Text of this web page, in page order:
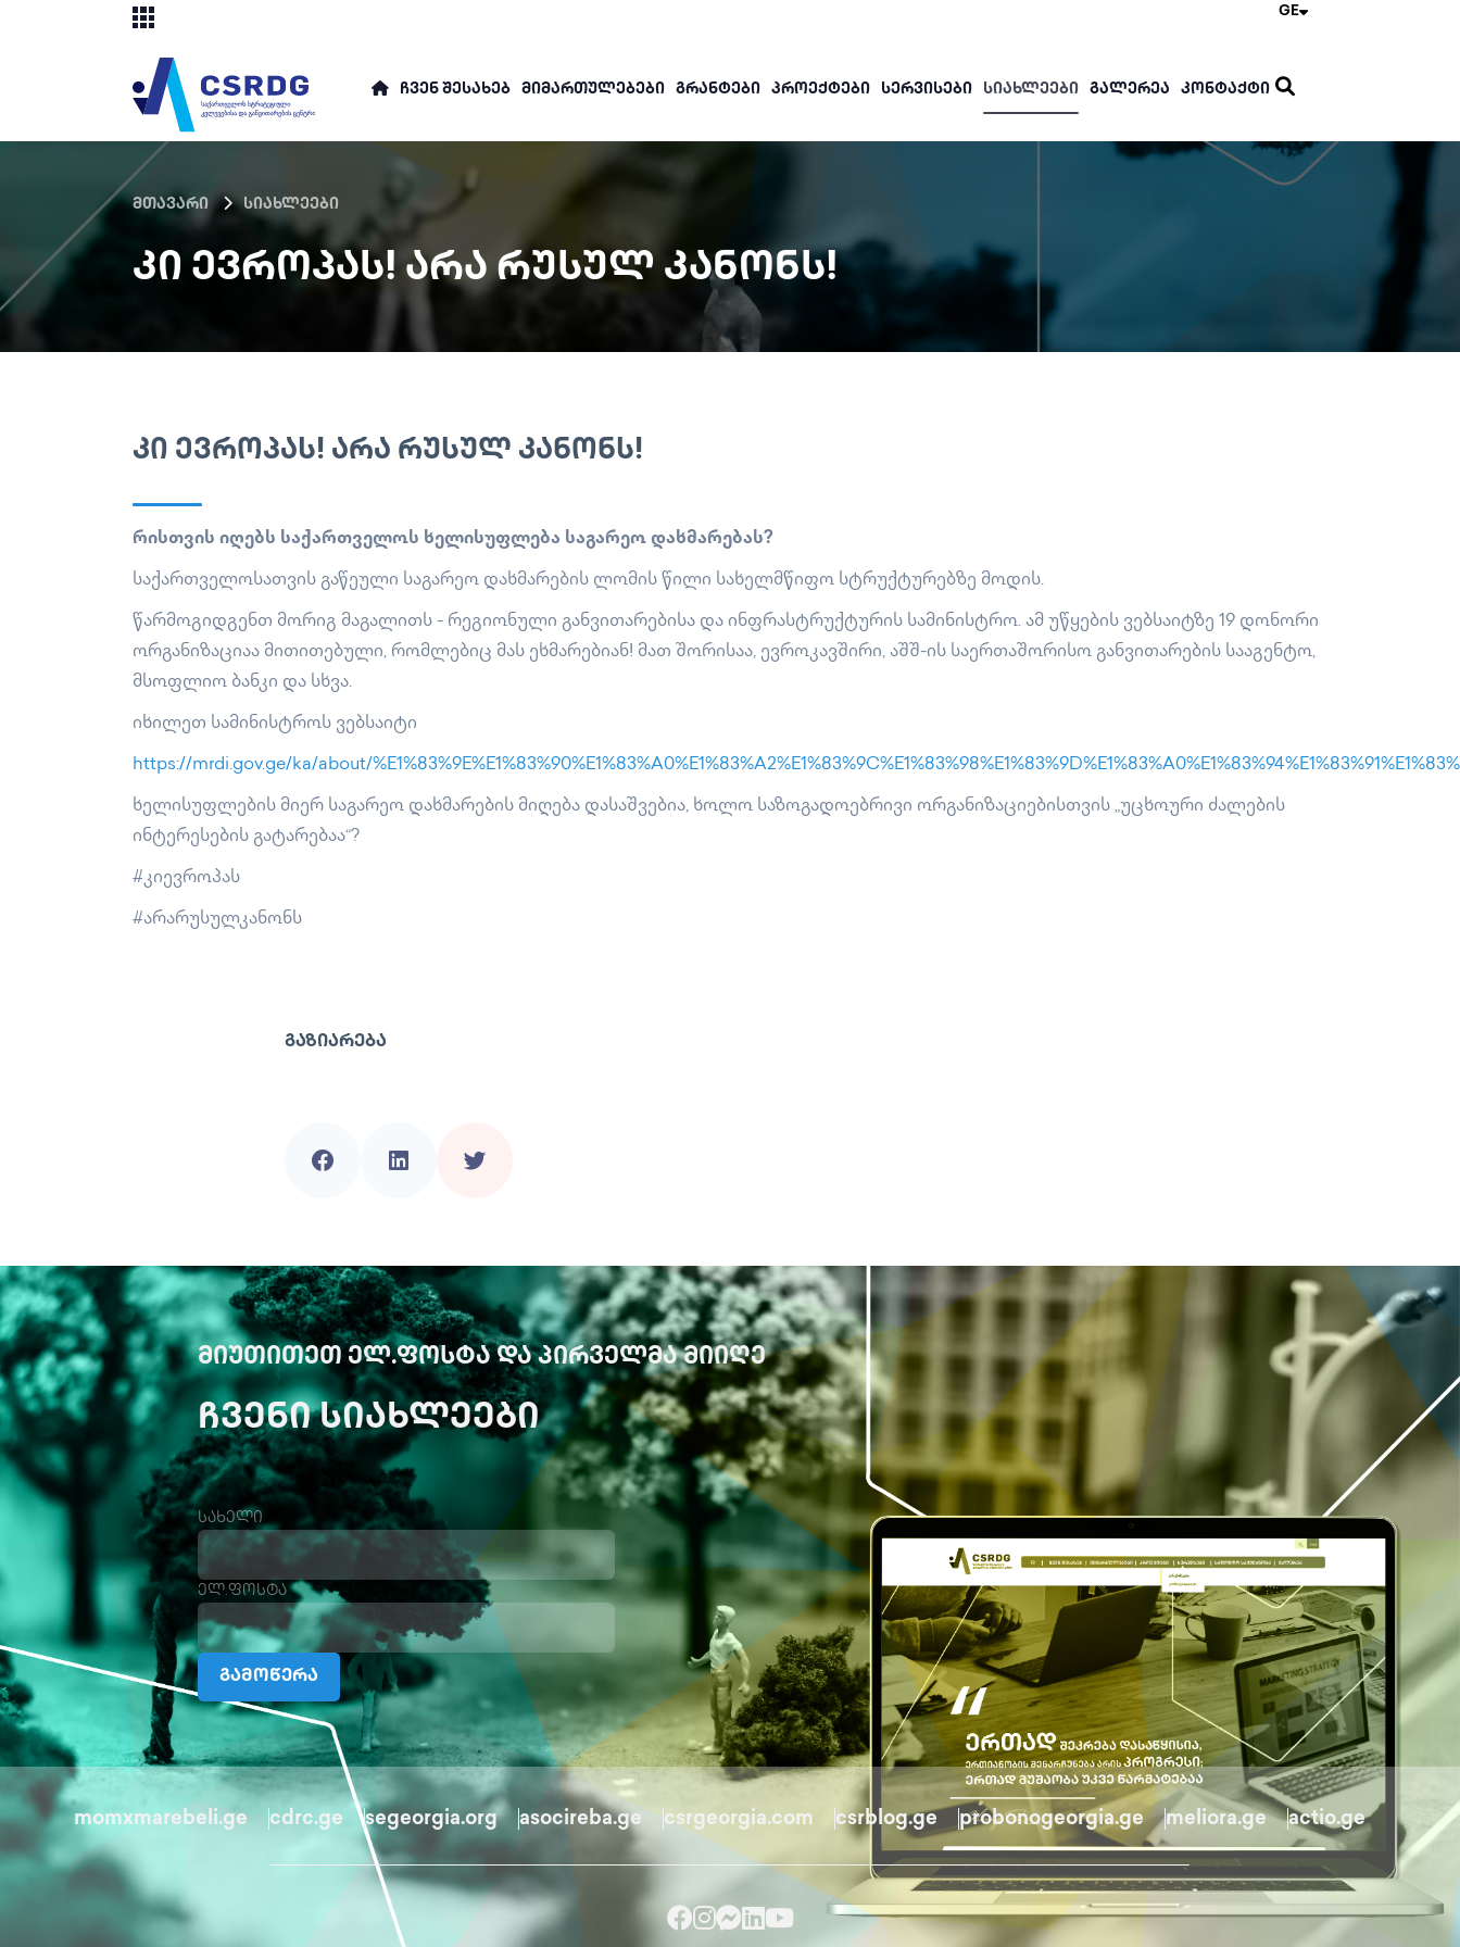
GE
ᲩᲕᲔᲜ ᲨᲔᲡᲐᲮᲔᲑ ᲛᲘᲛᲐᲠᲗᲣᲚᲔᲑᲔᲑᲘ ᲒᲠᲐᲜᲢᲔᲑᲘ ᲞᲠᲝᲔᲥᲢᲔᲑᲘ ᲡᲔᲠᲕᲘᲡᲔᲑᲘ ᲡᲘᲐᲮᲚᲔᲔᲑᲘ ᲒᲐᲚᲔᲠᲔᲐ ᲙᲝᲜᲢᲐᲥᲢᲘ
მთავარი სიახლეები
ᲙᲘ ᲔᲕᲠᲝᲞᲐᲡ! ᲐᲠᲐ ᲠᲣᲡᲣᲚ ᲙᲐᲜᲝᲜᲡ!
ᲙᲘ ᲔᲕᲠᲝᲞᲐᲡ! ᲐᲠᲐ ᲠᲣᲡᲣᲚ ᲙᲐᲜᲝᲜᲡ!
რისთვის იღებს საქართველოს ხელისუფლება საგარეო დახმარებას?
საქართველოსათვის გაწეული საგარეო დახმარების ლომის წილი სახელმწიფო სტრუქტურებზე მოდის.
წარმოგიდგენთ მორიგ მაგალითს - რეგიონული განვითარებისა და ინფრასტრუქტურის სამინისტრო. ამ უწყების ვებსაიტზე 19 დონორი
ორგანიზაციაა მითითებული, რომლებიც მას ეხმარებიან! მათ შორისაა, ევროკავშირი, აშშ-ის საერთაშორისო განვითარების სააგენტო,
მსოფლიო ბანკი და სხვა.
იხილეთ სამინისტროს ვებსაიტი
https://mrdi.gov.ge/ka/about/
ხელისუფლების მიერ საგარეო დახმარების მიღება დასაშვებია, ხოლო საზოგადოებრივი ორგანიზაციებისთვის „უცხოური ძალების
ინტერესების გატარებაა“?
#კიევროპას
#არარუსულკანონს
ᲒᲐᲖᲘᲐᲠᲔᲑᲐ
ᲛᲘᲣᲗᲘᲗᲔᲗ ᲔᲚ.ᲤᲝᲡᲢᲐ ᲓᲐ ᲞᲘᲠᲕᲔᲚᲛᲐ ᲛᲘᲘᲦᲔ
ᲩᲕᲔᲜᲘ ᲡᲘᲐᲮᲚᲔᲔᲑᲘ
სახელი
ელ.ფოსტა
გამოწერა
momxmarebeli.ge cdrc.ge segeorgia.org asocireba.ge csrgeorgia.com csrblog.ge probonogeorgia.ge meliora.ge actio.ge